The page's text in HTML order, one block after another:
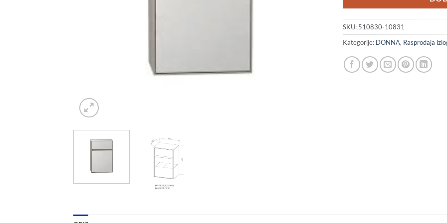
SKU: 510830-10831
Kategorije: DONNA, Rasprodaja